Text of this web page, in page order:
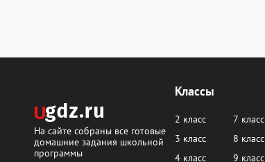
Классы
2 класс
3 класс
4 класс
7 класс
8 класс
9 класс
На сайте собраны все готовые
домашние задания школьной
программы